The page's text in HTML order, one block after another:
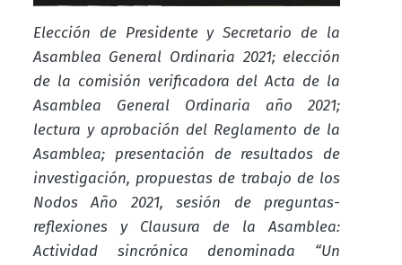
Elección de Presidente y Secretario de la
Asamblea General Ordinaria 2021; elección
de la comisión verificadora del Acta de la
Asamblea General Ordinaria año 2021;
lectura y aprobación del Reglamento de la
Asamblea; presentación de resultados de
investigación, propuestas de trabajo de los
Nodos Año 2021, sesión de preguntas-
reflexiones y Clausura de la Asamblea:
Actividad sincrónica denominada “Un